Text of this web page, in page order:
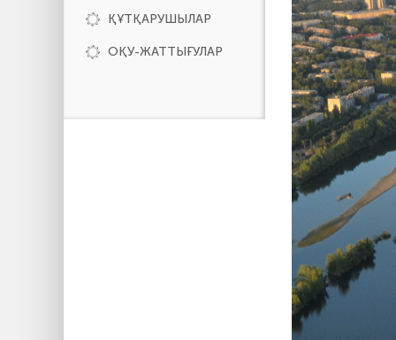
ҚҰТҚАРУШЫЛАР
ОҚУ-ЖАТТЫҒУЛАР